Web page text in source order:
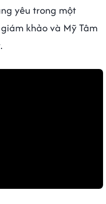
yêu trong một
khảo và Mỹ Tâm